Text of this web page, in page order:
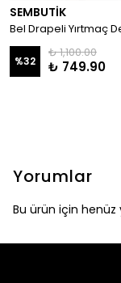
SEMBUTİK
%32
₺ 1,100.00
₺ 749.90
Yorumlar
Bu ürün için henüz